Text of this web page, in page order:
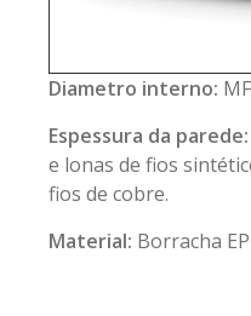
Diametro interno:
Espessura da parede:
e lonas de fios
fios de cobre.
Material: Borracha